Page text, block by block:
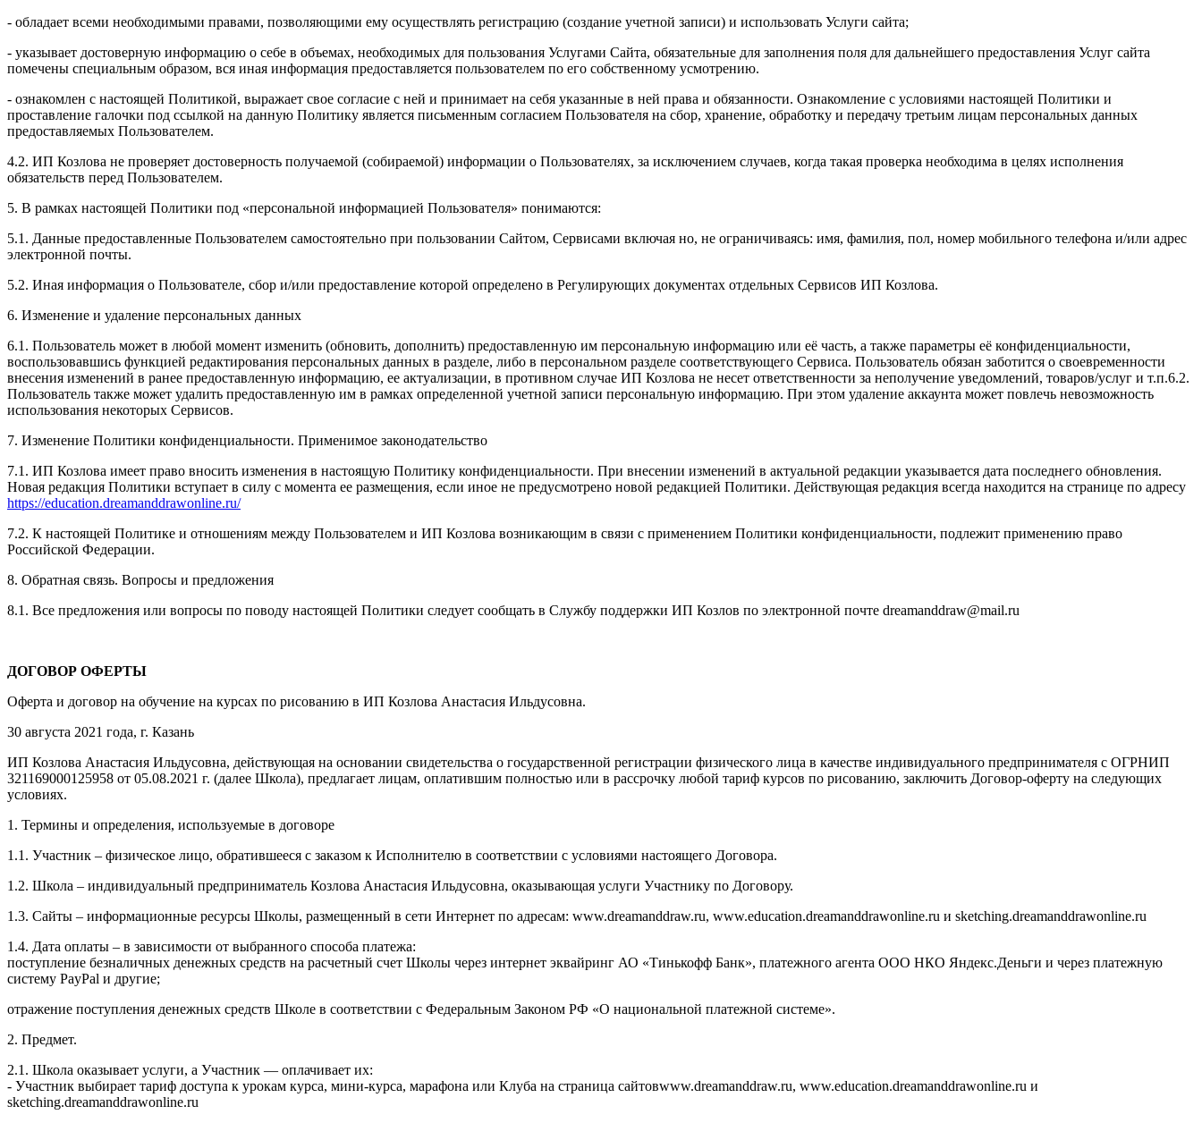
- обладает всеми необходимыми правами, позволяющими ему осуществлять регистрацию (создание учетной записи) и использовать Услуги сайта;
- указывает достоверную информацию о себе в объемах, необходимых для пользования Услугами Сайта, обязательные для заполнения поля для дальнейшего предоставления Услуг сайта
помечены специальным образом, вся иная информация предоставляется пользователем по его собственному усмотрению.
- ознакомлен с настоящей Политикой, выражает свое согласие с ней и принимает на себя указанные в ней права и обязанности. Ознакомление с условиями настоящей Политики и
проставление галочки под ссылкой на данную Политику является письменным согласием Пользователя на сбор, хранение, обработку и передачу третьим лицам персональных данных
предоставляемых Пользователем.
4.2. ИП Козлова не проверяет достоверность получаемой (собираемой) информации о Пользователях, за исключением случаев, когда такая проверка необходима в целях исполнения
обязательств перед Пользователем.
5. В рамках настоящей Политики под «персональной информацией Пользователя» понимаются:
5.1. Данные предоставленные Пользователем самостоятельно при пользовании Сайтом, Сервисами включая но, не ограничиваясь: имя, фамилия, пол, номер мобильного телефона и/или адрес
электронной почты.
5.2. Иная информация о Пользователе, сбор и/или предоставление которой определено в Регулирующих документах отдельных Сервисов ИП Козлова.
6. Изменение и удаление персональных данных
6.1. Пользователь может в любой момент изменить (обновить, дополнить) предоставленную им персональную информацию или её часть, а также параметры её конфиденциальности,
воспользовавшись функцией редактирования персональных данных в разделе, либо в персональном разделе соответствующего Сервиса. Пользователь обязан заботится о своевременности
внесения изменений в ранее предоставленную информацию, ее актуализации, в противном случае ИП Козлова не несет ответственности за неполучение уведомлений, товаров/услуг и т.п.6.2.
Пользователь также может удалить предоставленную им в рамках определенной учетной записи персональную информацию. При этом удаление аккаунта может повлечь невозможность
использования некоторых Сервисов.
7. Изменение Политики конфиденциальности. Применимое законодательство
7.1. ИП Козлова имеет право вносить изменения в настоящую Политику конфиденциальности. При внесении изменений в актуальной редакции указывается дата последнего обновления.
Новая редакция Политики вступает в силу с момента ее размещения, если иное не предусмотрено новой редакцией Политики. Действующая редакция всегда находится на странице по адресу
https://education.dreamanddrawonline.ru/
7.2. К настоящей Политике и отношениям между Пользователем и ИП Козлова возникающим в связи с применением Политики конфиденциальности, подлежит применению право
Российской Федерации.
8. Обратная связь. Вопросы и предложения
8.1. Все предложения или вопросы по поводу настоящей Политики следует сообщать в Службу поддержки ИП Козлов по электронной почте dreamanddraw@mail.ru
ДОГОВОР ОФЕРТЫ
Оферта и договор на обучение на курсах по рисованию в ИП Козлова Анастасия Ильдусовна.
30 августа 2021 года, г. Казань
ИП Козлова Анастасия Ильдусовна, действующая на основании свидетельства о государственной регистрации физического лица в качестве индивидуального предпринимателя с ОГРНИП
321169000125958 от 05.08.2021 г. (далее Школа), предлагает лицам, оплатившим полностью или в рассрочку любой тариф курсов по рисованию, заключить Договор-оферту на следующих
условиях.
1. Термины и определения, используемые в договоре
1.1. Участник – физическое лицо, обратившееся с заказом к Исполнителю в соответствии с условиями настоящего Договора.
1.2. Школа – индивидуальный предприниматель Козлова Анастасия Ильдусовна, оказывающая услуги Участнику по Договору.
1.3. Сайты – информационные ресурсы Школы, размещенный в сети Интернет по адресам: www.dreamanddraw.ru, www.education.dreamanddrawonline.ru и sketching.dreamanddrawonline.ru
1.4. Дата оплаты – в зависимости от выбранного способа платежа:
поступление безналичных денежных средств на расчетный счет Школы через интернет эквайринг АО «Тинькофф Банк», платежного агента ООО НКО Яндекс.Деньги и через платежную
систему PayPal и другие;
отражение поступления денежных средств Школе в соответствии с Федеральным Законом РФ «О национальной платежной системе».
2. Предмет.
2.1. Школа оказывает услуги, а Участник — оплачивает их:
- Участник выбирает тариф доступа к урокам курса, мини-курса, марафона или Клуба на страница сайтовwww.dreamanddraw.ru, www.education.dreamanddrawonline.ru и
sketching.dreamanddrawonline.ru